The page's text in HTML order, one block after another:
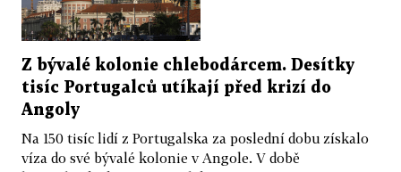
Z bývalé kolonie chlebodárcem. Desítky
tisíc Portugalců utíkají před krizí do
Angoly
Na 150 tisíc lidí z Portugalska za poslední dobu získalo
víza do své bývalé kolonie v Angole. V době